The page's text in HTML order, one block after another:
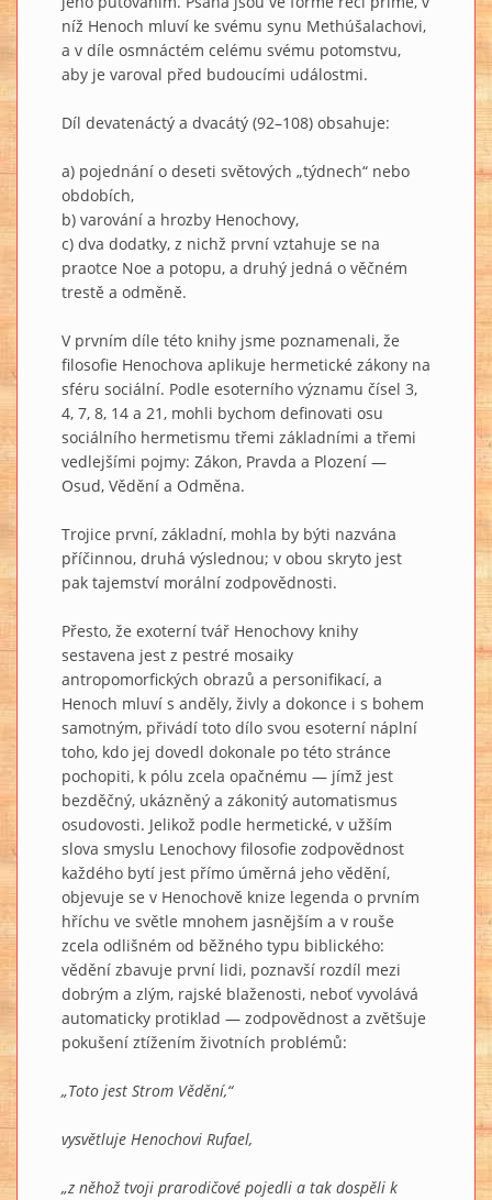
níž Henoch mluví ke svému synu Methúšalachovi,
a v díle osmnáctém celému svému potomstvu,
aby je varoval před budoucími událostmi.
Díl devatenáctý a dvacátý (92–108) obsahuje:
a) pojednání o deseti světových „týdnech“ nebo
obdobích,
b) varování a hrozby Henochovy,
c) dva dodatky, z nichž první vztahuje se na
praotce Noe a potopu, a druhý jedná o věčném
trestě a odměně.
V prvním díle této knihy jsme poznamenali, že
filosofie Henochova aplikuje hermetické zákony na
sféru sociální. Podle esoterního významu čísel 3,
4, 7, 8, 14 a 21, mohli bychom definovati osu
sociálního hermetismu třemi základními a třemi
vedlejšími pojmy: Zákon, Pravda a Plození —
Osud, Vědění a Odměna.
Trojice první, základní, mohla by býti nazvána
příčinnou, druhá výslednou; v obou skryto jest
pak tajemství morální zodpovědnosti.
Přesto, že exoterní tvář Henochovy knihy
sestavena jest z pestré mosaiky
antropomorfických obrazů a personifikací, a
Henoch mluví s anděly, živly a dokonce i s bohem
samotným, přivádí toto dílo svou esoterní náplní
toho, kdo jej dovedl dokonale po této stránce
pochopiti, k pólu zcela opačnému — jímž jest
bezděčný, ukázněný a zákonitý automatismus
osudovosti. Jelikož podle hermetické, v užším
slova smyslu Lenochovy filosofie zodpovědnost
každého bytí jest přímo úměrná jeho vědění,
objevuje se v Henochově knize legenda o prvním
hříchu ve světle mnohem jasnějším a v rouše
zcela odlišném od běžného typu biblického:
vědění zbavuje první lidi, poznavší rozdíl mezi
dobrým a zlým, rajské blaženosti, neboť vyvolává
automaticky protiklad — zodpovědnost a zvětšuje
pokušení ztížením životních problémů:
„Toto jest Strom Vědění,“
vysvětluje Henochovi Rufael,
„z něhož tvoji prarodičové pojedli a tak dospěli k